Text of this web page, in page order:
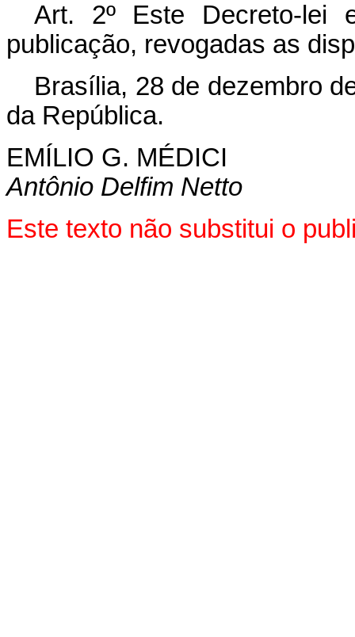
Art. 2º Este Decreto-lei
publicação, revogadas as
Brasília, 28 de dezembro
da República.
EMÍLIO G. MÉDICI
Antônio Delfim Netto
Este texto não substitui o